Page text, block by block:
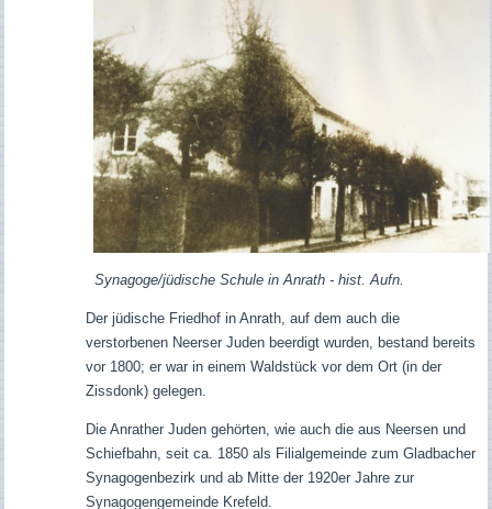
Synagoge/jüdische Schule in Anrath - hist. Aufn.
Der jüdische Friedhof in Anrath, auf dem auch die
verstorbenen Neerser Juden beerdigt wurden, bestand bereits
vor 1800; er war in einem Waldstück vor dem Ort (in der
Zissdonk) gelegen.
Die Anrather Juden gehörten, wie auch die aus Neersen und
Schiefbahn, seit ca. 1850 als Filialgemeinde zum Gladbacher
Synagogenbezirk und ab Mitte der 1920er Jahre zur
Synagogengemeinde Krefeld.